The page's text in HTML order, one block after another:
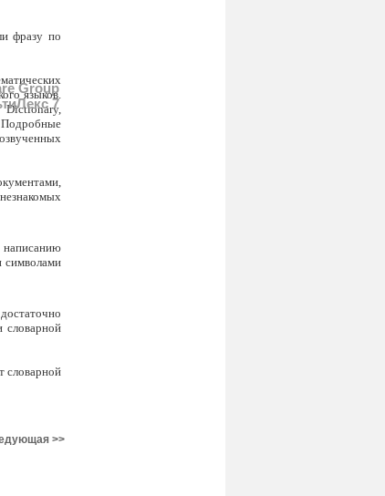
Group
7
фразу по
языков.
Dictionary,
написанию
символами
словарной
словарной
>>